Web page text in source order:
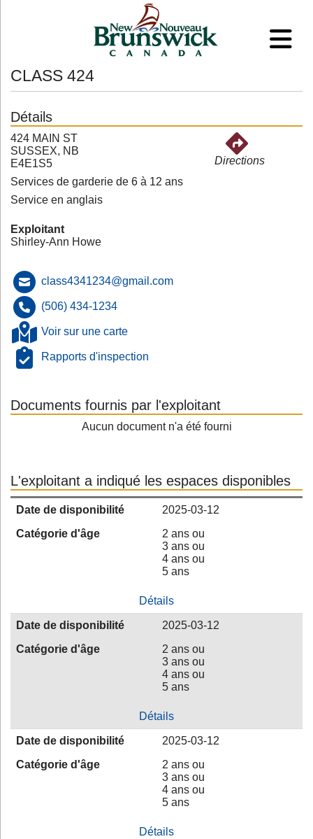
CLASS 424
Détails
424 MAIN ST
SUSSEX, NB
E4E1S5
Directions
Services de garderie de 6 à 12 ans
Service en anglais
Exploitant
Shirley-Ann Howe
class4341234@gmail.com
(506) 434-1234
Voir sur une carte
Rapports d'inspection
Documents fournis par l'exploitant
Aucun document n'a été fourni
L'exploitant a indiqué les espaces disponibles
Date de disponibilité
2025-03-12
Catégorie d'âge
2 ans ou
3 ans ou
4 ans ou
5 ans
Détails
Date de disponibilité
2025-03-12
Catégorie d'âge
2 ans ou
3 ans ou
4 ans ou
5 ans
Détails
Date de disponibilité
2025-03-12
Catégorie d'âge
2 ans ou
3 ans ou
4 ans ou
5 ans
Détails